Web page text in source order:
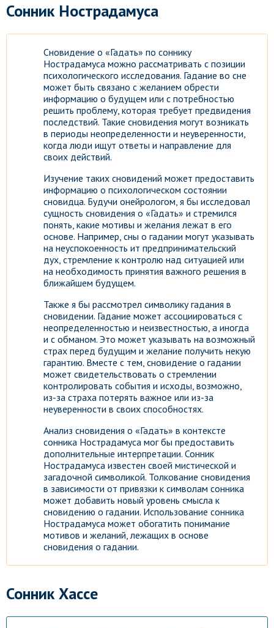
Сонник Нострадамуса
Сновидение о «Гадать» по соннику
Нострадамуса можно рассматривать с позиции
психологического исследования. Гадание во сне
может быть связано с желанием обрести
информацию о будущем или с потребностью
решить проблему, которая требует предвидения
последствий. Такие сновидения могут возникать
в периоды неопределенности и неуверенности,
когда люди ищут ответы и направление для
своих действий.
Изучение таких сновидений может предоставить
информацию о психологическом состоянии
сновидца. Будучи онейрологом, я бы исследовал
сущность сновидения о «Гадать» и стремился
понять, какие мотивы и желания лежат в его
основе. Например, сны о гадании могут указывать
на неуспокоенность ит предпринимательский
дух, стремление к контролю над ситуацией или
на необходимость принятия важного решения в
ближайшем будущем.
Также я бы рассмотрел символику гадания в
сновидении. Гадание может ассоциироваться с
неопределенностью и неизвестностью, а иногда
и с обманом. Это может указывать на возможный
страх перед будущим и желание получить некую
гарантию. Вместе с тем, сновидение о гадании
может свидетельствовать о стремлении
контролировать события и исходы, возможно,
из-за страха потерять важное или из-за
неуверенности в своих способностях.
Анализ сновидения о «Гадать» в контексте
сонника Нострадамуса мог бы предоставить
дополнительные интерпретации. Сонник
Нострадамуса известен своей мистической и
загадочной символикой. Толкование сновидения
в зависимости от привязки к символам сонника
может добавить новый уровень смысла к
сновидению о гадании. Использование сонника
Нострадамуса может обогатить понимание
мотивов и желаний, лежащих в основе
сновидения о гадании.
Сонник Хассе